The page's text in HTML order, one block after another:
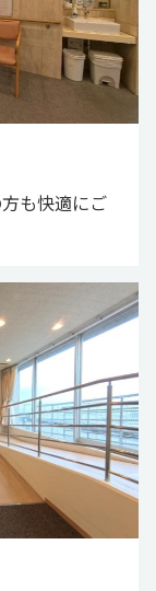
も快適にご